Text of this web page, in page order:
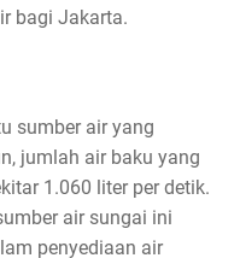
bagi Jakarta.
sumber air yang
jumlah air baku yang
1.060 liter per detik.
air sungai ini
penyediaan air